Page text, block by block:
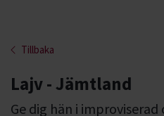
Tillbaka
Lajv - Jämtland
Ge dig hän i